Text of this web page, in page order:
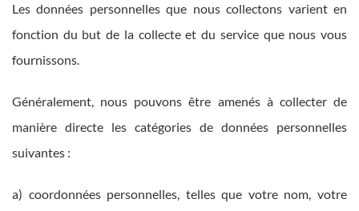
Les données personnelles que nous collectons varient en
fonction du but de la collecte et du service que nous vous
fournissons.
Généralement, nous pouvons être amenés à collecter de
manière directe les catégories de données personnelles
suivantes :
a) coordonnées personnelles, telles que votre nom, votre